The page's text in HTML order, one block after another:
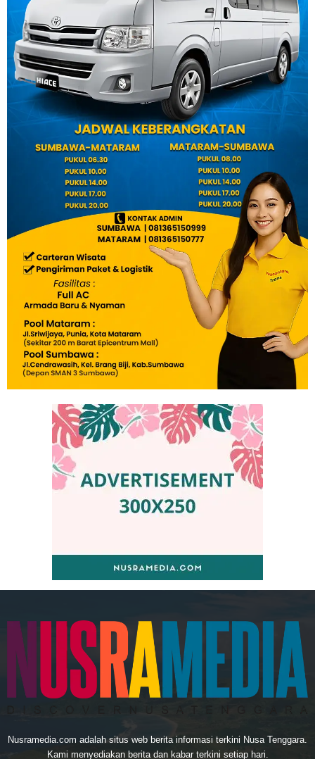
Nusramedia.com adalah situs web berita informasi terkini Nusa Tenggara.
Kami menyediakan berita dan kabar terkini setiap hari.